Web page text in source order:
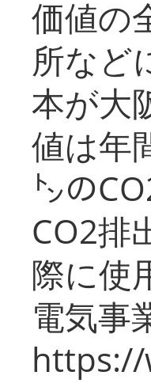
価値の
所など
本が大
値は年
㌧の
CO2排
際に使
電気事